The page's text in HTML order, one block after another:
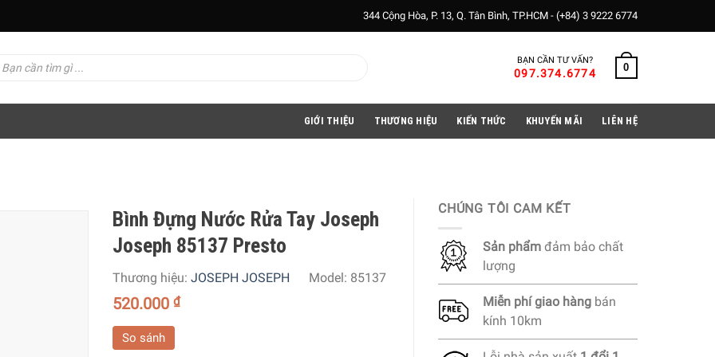
344 Cộng Hòa, P. 13, Q. Tân Bình, TP.HCM - (+84) 3 9222 6774
BẠN CẦN TƯ VẤN?
097.374.6774 0
GIỚI THIỆU THƯƠNG HIỆU KIẾN THỨC KHUYẾN MÃI LIÊN HỆ
Bình Đựng Nước Rửa Tay Joseph
Joseph 85137 Presto
Thương hiệu: JOSEPH JOSEPH Model: 85137
520.000 ₫
So sánh
CHÚNG TÔI CAM KẾT
Sản phẩm đảm bảo chất
lượng
Miễn phígiao hàng bán
kính 10km